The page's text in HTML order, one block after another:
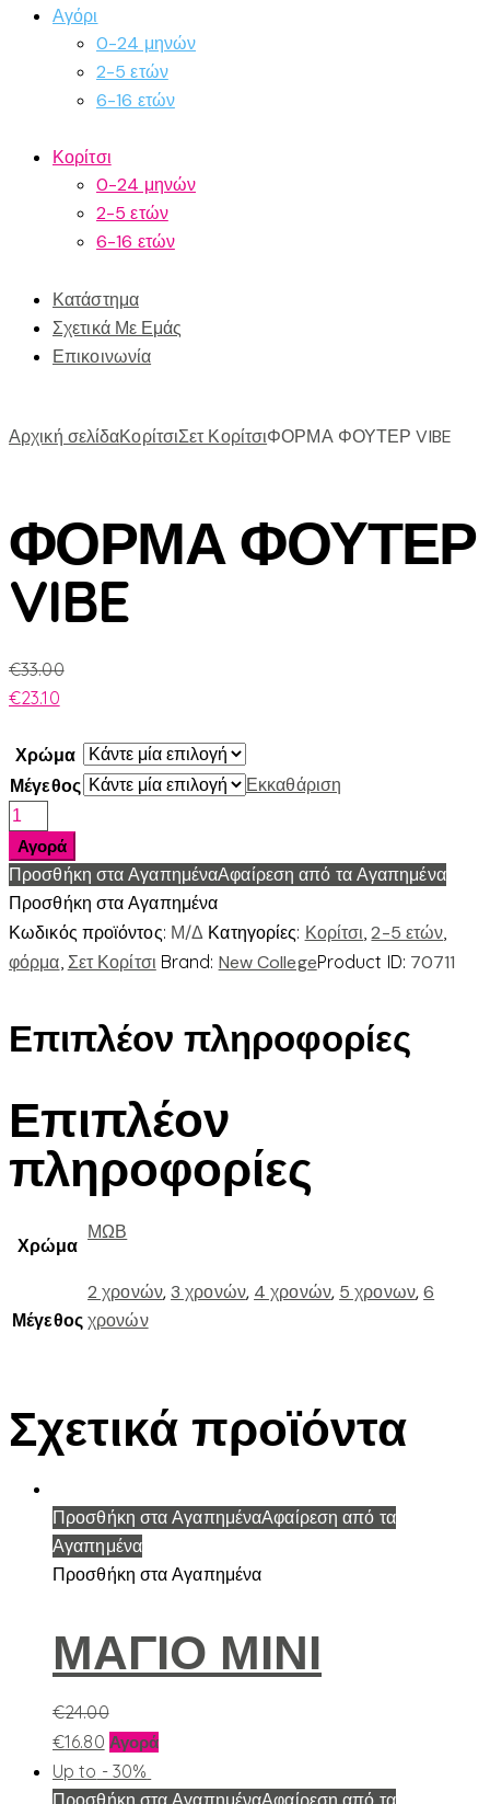
Αγόρι
0-24 μηνών
2-5 ετών
6-16 ετών
Κορίτσι
0-24 μηνών
2-5 ετών
6-16 ετών
Κατάστημα
Σχετικά Με Εμάς
Επικοινωνία
Αρχική σελίδαΚορίτσιΣετ ΚορίτσιΦΟΡΜΑ ΦΟΥΤΕΡ VIBE
ΦΟΡΜΑ ΦΟΥΤΕΡ
VIBE
€33.00
€23.10
Χρώμα
Μέγεθος
Εκκαθάριση
ΦΟΡΜΑ
ΦΟΥΤΕΡ
VIBE
ποσότητα
Αγορά
Προσθήκη στα ΑγαπημέναΑφαίρεση από τα Αγαπημένα
Προσθήκη στα Αγαπημένα
Κωδικός προϊόντος: Μ/Δ Κατηγορίες: Κορίτσι,2-5 ετών,
φόρμα, Σετ Κορίτσι Brand: New CollegeProduct ID: 70711
Επιπλέον πληροφορίες
Επιπλέον
πληροφορίες
Χρώμα
ΜΩΒ
Μέγεθος
2 χρονών,3 χρονών, 4 χρονών, 5 χρονων,6
χρονών
Σχετικά προϊόντα
Προσθήκη στα ΑγαπημέναΑφαίρεση από τα
Αγαπημένα
Προσθήκη στα Αγαπημένα
ΜΑΓΙΟ ΜΙΝΙ
€24.00
€16.80 ΑγοράΑυτό
προϊόν
Up to - 30%